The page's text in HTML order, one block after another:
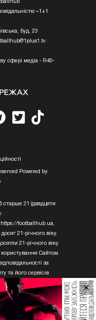
«1+1
буд. 23
сфері медіа - R40-
Powered by
старше 21 (двадцяти
footballhub.ua,
21-річного віку.
21-річного віку
Сайтом.
за
та його сервісів
річного віку.
на сайті, не можуть
без письмового
×